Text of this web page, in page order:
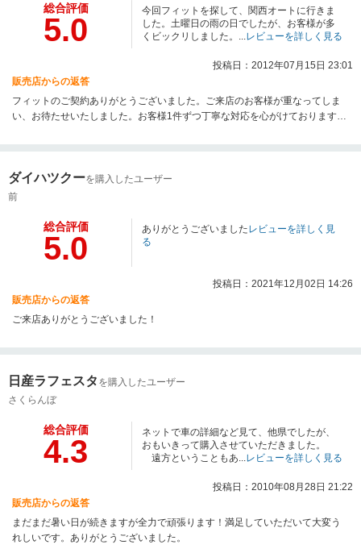
総合評価
5.0
今回フィットを探して、関西オートに行きま
した。土曜日の雨の日でしたが、お客様が多
くビックリしました。... レビューを詳しく見る
投稿日：2012年07月15日 23:01
販売店からの返答
フィットのご契約ありがとうございました。ご来店のお客様が重なってしま
い、お待たせいたしました。お客様1件ずつ丁寧な対応を心がけております。
進めております。よろしくお願いします。
ダイハツクーを購入したユーザー
前
総合評価
5.0
ありがとうございましたレビューを詳しく見
る
投稿日：2021年12月02日 14:26
販売店からの返答
ご来店ありがとうございました！
日産ラフェスタ を購入したユーザー
さくらんぼ
総合評価
4.3
ネットで車の詳細など見て、他県でしたが、
おもいきって購入させていただきました。
遠方ということもあ... レビューを詳しく見る
投稿日：2010年08月28日 21:22
販売店からの返答
まだまだ暑い日が続きますが全力で頑張ります！満足していただいて大変う
れしいです。ありがとうございました。